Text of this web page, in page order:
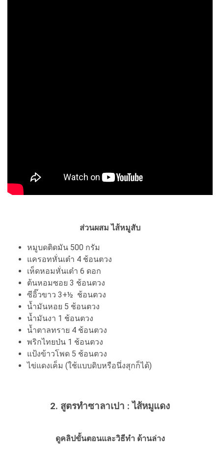
ส่วนผสม ไส้หมูสับ
หมูบดติดมัน 500 กรัม
แครอทหั่นเต๋า 4 ช้อนตวง
เห็ดหอมหั่นเต๋า 6 ดอก
ต้นหอมซอย 3 ช้อนตวง
ซีอิ๊วขาว 3+½ ช้อนตวง
น้ำมันหอย 5 ช้อนตวง
น้ำมันงา 1 ช้อนตวง
น้ำตาลทราย 4 ช้อนตวง
พริกไทยป่น 1 ช้อนตวง
แป้งข้าวโพด 5 ช้อนตวง
ไข่แดงเค็ม (ใช้แบบดิบหรือนึ่งสุกก็ได้)
2. สูตรทำซาลาเปา : ไส้หมูแดง
ดูคลิปขั้นตอนและวิธีทำ ด้านล่าง